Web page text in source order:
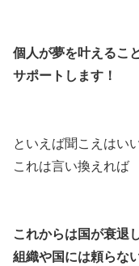
個人が夢を叶えるこ
サポートします！
といえば聞こえはい
これは言い換えれば
これからは国が衰退
組織や国には頼らな